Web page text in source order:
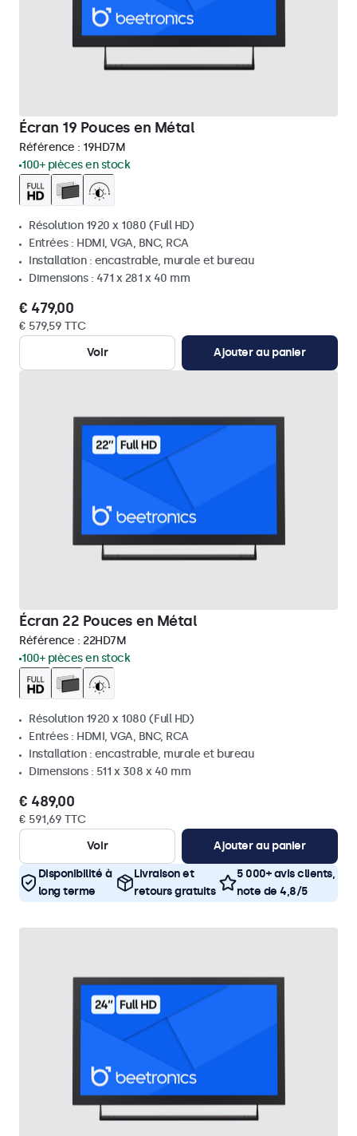
Écran 19 Pouces en Métal
Référence : 19HD7M
100+ pièces en stock
Résolution 1920 x 1080 (Full HD)
Entrées : HDMI, VGA, BNC, RCA
Installation : encastrable, murale et bureau
Dimensions : 471 x 281 x 40 mm
€ 479,00
€ 579,59 TTC
Voir
Ajouter au panier
Écran 22 Pouces en Métal
Référence : 22HD7M
100+ pièces en stock
Résolution 1920 x 1080 (Full HD)
Entrées : HDMI, VGA, BNC, RCA
Installation : encastrable, murale et bureau
Dimensions : 511 x 308 x 40 mm
€ 489,00
€ 591,69 TTC
Voir
Ajouter au panier
Disponibilité à
long terme
Livraison et
retours gratuits
5 000+ avis clients,
note de 4,8/5